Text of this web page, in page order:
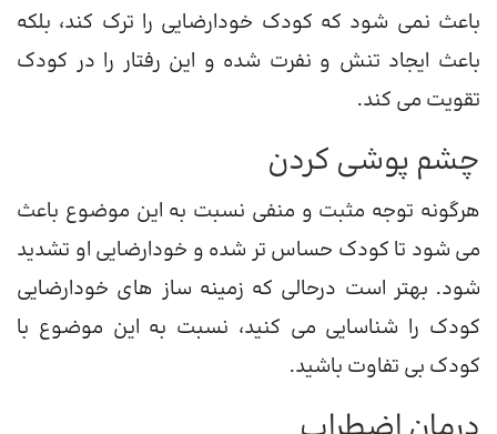
باعث نمی شود که کودک خودارضایی را ترک کند، بلکه
باعث ایجاد تنش و نفرت شده و این رفتار را در کودک
تقویت می کند.
چشم پوشی کردن
هرگونه توجه مثبت و منفی نسبت به این موضوع باعث
می شود تا کودک حساس تر شده و خودارضایی او تشدید
شود. بهتر است درحالی که زمینه ساز های خودارضایی
کودک را شناسایی می کنید، نسبت به این موضوع با
کودک بی تفاوت باشید.